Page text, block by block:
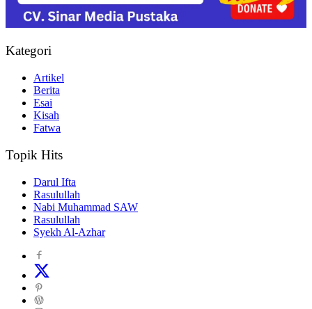
Kategori
Artikel
Berita
Esai
Kisah
Fatwa
Topik Hits
Darul Ifta
Rasulullah
Nabi Muhammad SAW
Rasulullah
Syekh Al-Azhar